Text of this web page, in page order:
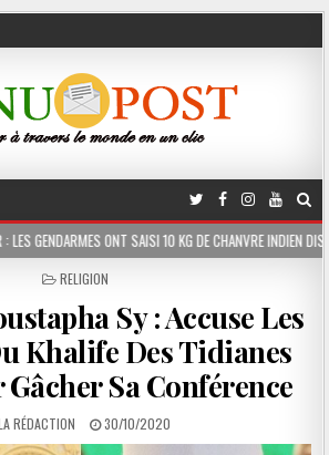
10 KG DE CHANVRE INDIEN DISSIMULÉS DANS LE COFFRE
POSTED
RELIGION
Sy : Accuse Les
Khalife Des Tidianes
Sa Conférence
RÉDACTION 30/10/2020